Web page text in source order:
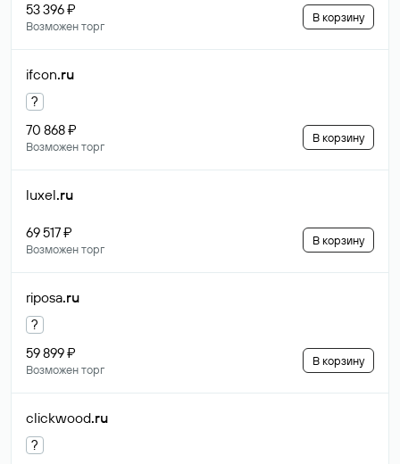
53 396 ₽
Возможен торг
В корзину
ifcon.ru
?
70 868 ₽
Возможен торг
В корзину
luxel.ru
69 517 ₽
Возможен торг
В корзину
riposa.ru
?
59 899 ₽
Возможен торг
В корзину
clickwood.ru
?